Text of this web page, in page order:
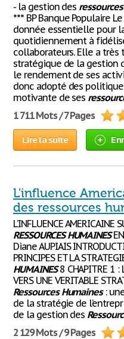
- la gestion des ressources
*** BP Banque Populaire
donnée essentielle pour
quotidiennement à
collaborateurs. Elle a
stratégique de la gestion
le rendement de ses
donc adopté des
motivante de ses
1 711 Mots / 7 Pages
Lire la suite
L'influence
des ressources
L’INFLUENCE AMERICAINE
RESSOURCES HUMAINES
Diane AUPIAIS
PRINCIPES ET LA
HUMAINES8 CHAPITRE 1 :
VERS UNE VERITABLE
Ressources Humaines:
de la stratégie de
de la gestion des
2 129 Mots / 9 Pages